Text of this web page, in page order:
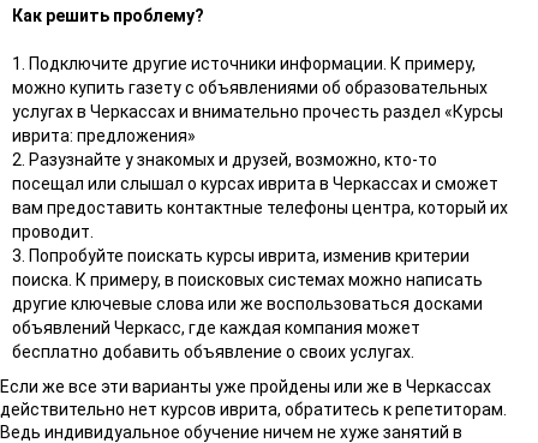
Как решить проблему?
1. Подключите другие источники информации. К примеру,
можно купить газету с объявлениями об образовательных
услугах в Черкассах и внимательно прочесть раздел «Курсы
иврита: предложения»
2. Разузнайте у знакомых и друзей, возможно, кто-то
посещал или слышал о курсах иврита в Черкассах и сможет
вам предоставить контактные телефоны центра, который их
проводит.
3. Попробуйте поискать курсы иврита, изменив критерии
поиска. К примеру, в поисковых системах можно написать
другие ключевые слова или же воспользоваться досками
объявлений Черкасс, где каждая компания может
бесплатно добавить объявление о своих услугах.
Если же все эти варианты уже пройдены или же в Черкассах
действительно нет курсов иврита, обратитесь к репетиторам.
Ведь индивидуальное обучение ничем не хуже занятий в